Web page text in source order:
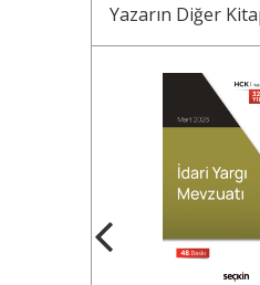
Yazarın Diğer